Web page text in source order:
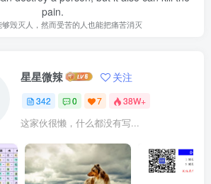
pain.
毁灭人，然而受苦的人也能把痛苦消灭
星星微辣 关注
342 0 7 38W+
这家伙很懒，什么都没有写...